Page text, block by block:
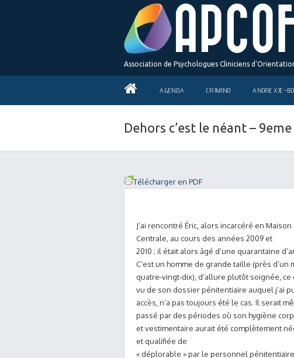
Association de Psychologues Cliniciens
AGENDA CRIMINO ANOREXIE-
Dehors c’est le néant –
Télécharger en PDF
J’ai rencontré Éric, alors incarcéré en Maison
Centrale, au cours des années 2009 et
2010 ; il était alors âgé d’une quarantaine
C’est un homme de grande taille (près d’un
quatre-vingt-dix), d’allure plutôt soignée, ce
vu de son dossier pénitentiaire auquel j’ai
accès, n’a pas toujours été le cas. Il serait
passé par des périodes où son hygiène
et vestimentaire aurait été complètement
et qualifiée de
« déplorable » par le personnel